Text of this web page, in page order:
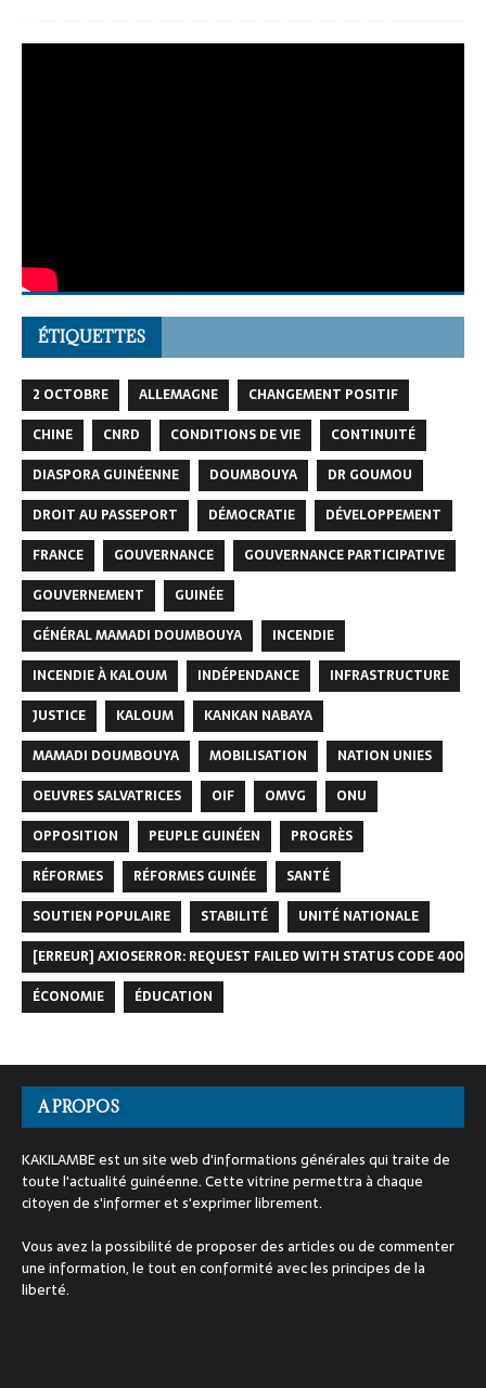
ÉTIQUETTES
2 OCTOBRE ALLEMAGNE
CHANGEMENT POSITIF
CHINE
CNRD CONDITIONS DE VIE
CONTINUITÉ
DIASPORA GUINÉENNE
DOUMBOUYA
DR GOUMOU
DROIT AU PASSEPORT
DÉMOCRATIE
DÉVELOPPEMENT
FRANCE
GOUVERNANCE
GOUVERNANCE PARTICIPATIVE
GOUVERNEMENT
GUINÉE
GÉNÉRAL MAMADI DOUMBOUYA
INCENDIE
INCENDIE À KALOUM
INDÉPENDANCE
INFRASTRUCTURE
JUSTICE
KALOUM
KANKAN NABAYA
MAMADI DOUMBOUYA
MOBILISATION
NATION UNIES
OEUVRES SALVATRICES
OIF OMVG
ONU
OPPOSITION
PEUPLE GUINÉEN
PROGRÈS
RÉFORMES
RÉFORMES GUINÉE
SANTÉ
SOUTIEN POPULAIRE
STABILITÉ
UNITÉ NATIONALE
[ERREUR] AXIOSERROR: REQUEST FAILED WITH STATUS CODE 400
ÉCONOMIE
ÉDUCATION
A PROPOS
KAKILAMBE est un site web d'informations générales qui traite de
toute l'actualité guinéenne. Cette vitrine permettra à chaque
citoyen de s'informer et s'exprimer librement.
Vous avez la possibilité de proposer des articles ou de commenter
une information, le tout en conformité avec les principes de la
liberté.